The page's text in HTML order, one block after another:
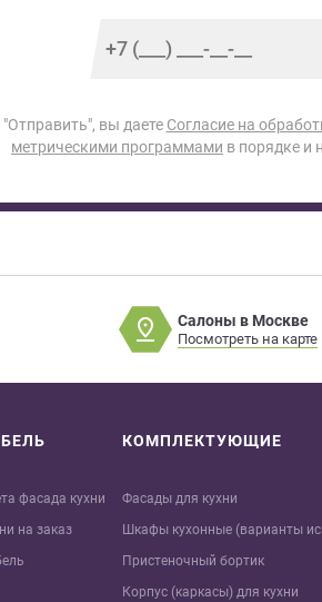
вы даете Согласие на
метрическими программами в порядке и
Салоны в Москве
Посмотреть на карте
фасада кухни
на заказ
КОМПЛЕКТУЮЩИЕ
Фасады для кухни
Шкафы кухонные (варианты
Пристеночный бортик
Корпус (каркасы) для кухни